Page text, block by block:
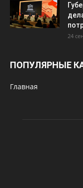
24
ПОПУЛЯРНЫЕ
Главная